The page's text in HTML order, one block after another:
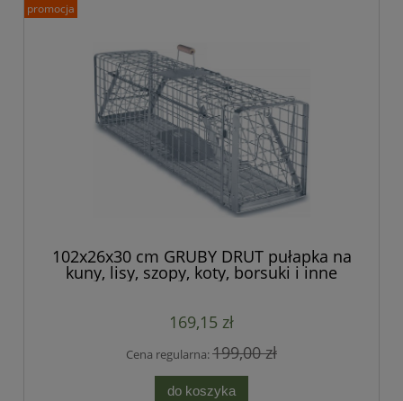
102x26x30 cm GRUBY DRUT pułapka na
kuny, lisy, szopy, koty, borsuki i inne
duże zwierzęta dwuwejściowa, bardzo
169,15 zł
Cena regularna:199,00 zł
do koszyka
promocja